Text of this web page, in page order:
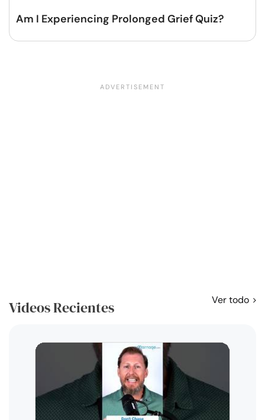
Am I Experiencing Prolonged Grief Quiz?
Videos Recientes Ver todo